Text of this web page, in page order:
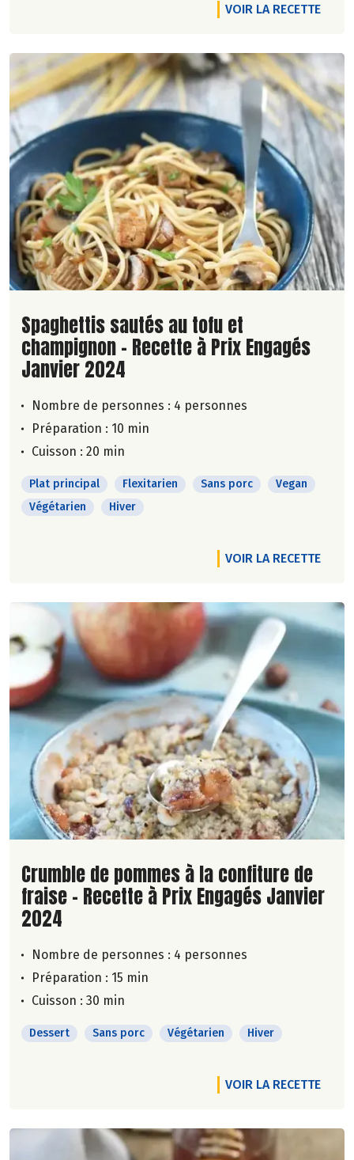
VOIR LA RECETTE
Lire la suite de la recette
Spaghettis sautés au tofu et
champignon - Recette à Prix Engagés
Janvier 2024
Nombre de personnes : 4 personnes
Préparation : 10 min
Cuisson : 20 min
Plat principal Flexitarien Sans porc
Vegan
Végétarien
Hiver
VOIR LA RECETTE
Lire la suite de la recette
Crumble de pommes à la confiture de
fraise - Recette à Prix Engagés Janvier
2024
Nombre de personnes : 4 personnes
Préparation : 15 min
Cuisson : 30 min
Dessert Sans porc Végétarien Hiver
VOIR LA RECETTE